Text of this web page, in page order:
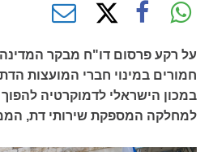
על רקע פרסום דו"ח מבקר המדינה
חמורים במינוי חברי המועצות
במכון הישראלי לדמוקרטיה
למחלקה המספקת שירותי דת,